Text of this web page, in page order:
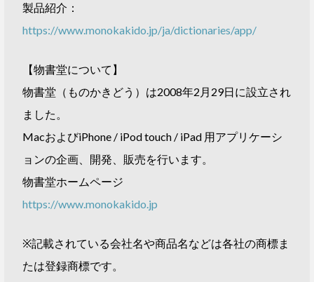
製品紹介：
https://www.monokakido.jp/ja/dictionaries/app/
【物書堂について】
物書堂（ものかきどう）は2008年2月29日に設立され
ました。
MacおよびiPhone / iPod touch / iPad 用アプリケーシ
ョンの企画、開発、販売を行います。
物書堂ホームページ
https://www.monokakido.jp
※記載されている会社名や商品名などは各社の商標ま
たは登録商標です。